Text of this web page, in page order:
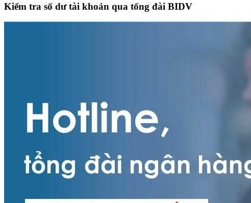
Kiểm tra số dư tài khoản qua tổng đài BIDV